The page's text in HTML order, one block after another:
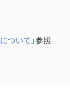
ついて」参照